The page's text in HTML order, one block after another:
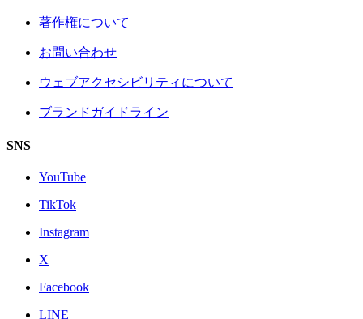
著作権について
お問い合わせ
ウェブアクセシビリティについて
ブランドガイドライン
SNS
YouTube
TikTok
Instagram
X
Facebook
LINE